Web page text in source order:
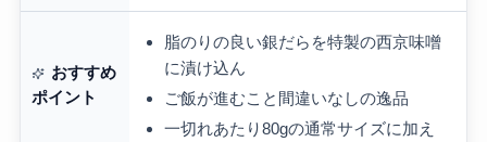
おすすめ
ポイント
脂のりの良い銀だらを特製の西京味噌
に漬け込ん
ご飯が進むこと間違いなしの逸品
一切れあたり80gの通常サイズに加え